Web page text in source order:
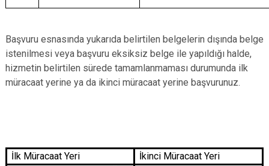
Başvuru esnasında yukarıda belirtilen belgelerin dışında belge
istenilmesi veya başvuru eksiksiz belge ile yapıldığı halde,
hizmetin belirtilen sürede tamamlanmaması durumunda ilk
müracaat yerine ya da ikinci müracaat yerine başvurunuz.
İlk Müracaat Yeri
İkinci Müracaat Yeri